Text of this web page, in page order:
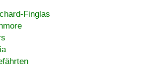
Finglas